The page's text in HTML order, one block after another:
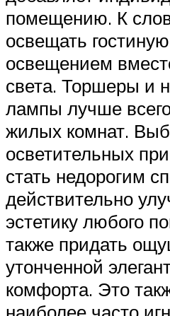
помещению. К
освещать
освещением
света. Торшеры и
лампы лучше
жилых комнат.
осветительных
стать недорогим
действительно
эстетику любого
также придать
утонченной
комфорта. Это